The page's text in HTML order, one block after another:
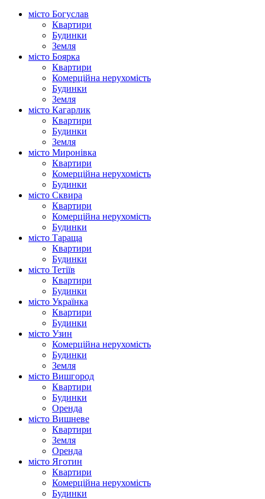
місто Богуслав
Квартири
Будинки
Земля
місто Боярка
Квартири
Комерційна нерухомість
Будинки
Земля
місто Кагарлик
Квартири
Будинки
Земля
місто Миронівка
Квартири
Комерційна нерухомість
Будинки
місто Сквира
Квартири
Комерційна нерухомість
Будинки
місто Тараща
Квартири
Будинки
місто Тетіїв
Квартири
Будинки
місто Українка
Квартири
Будинки
місто Узин
Комерційна нерухомість
Будинки
Земля
місто Вишгород
Квартири
Будинки
Оренда
місто Вишневе
Квартири
Земля
Оренда
місто Яготин
Квартири
Комерційна нерухомість
Будинки